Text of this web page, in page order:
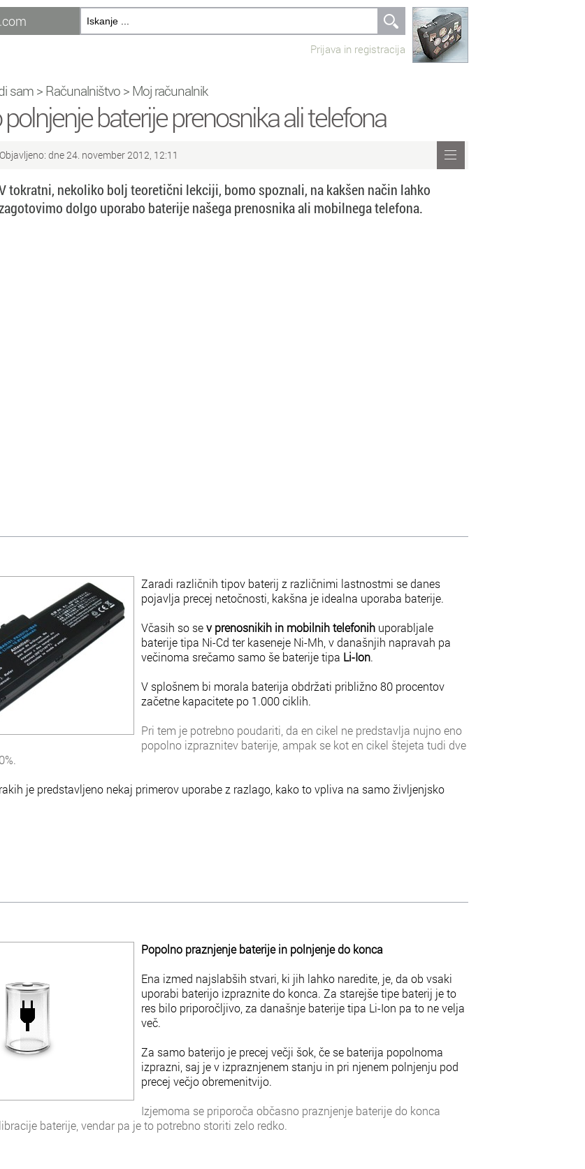
Prijava in registracija
sam > Računalništvo > Moj računalnik
baterije prenosnika ali telefona
dne 24. november 2012, 12:11
tokratni, nekoliko bolj teoretični lekciji, bomo spoznali, na kakšen način lahko
dolgo uporabo baterije našega prenosnika ali mobilnega telefona.
Zaradi različnih tipov baterij z različnimi lastnostmi se danes
pojavlja precej netočnosti, kakšna je idealna uporaba baterije.
Včasih so sev prenosnikih in mobilnih telefonih uporabljale
baterije tipa Ni-Cd ter kaseneje Ni-Mh, v današnjih napravah pa
večinoma srečamo samo še baterije tipa Li-Ion.
V splošnem bi morala baterija obdržati približno 80 procentov
začetne kapacitete po 1.000 ciklih.
Pri tem je potrebno poudariti, da en cikel ne predstavlja nujno eno
popolno izpraznitev baterije, ampak se kot en cikel štejeta tudi dve
je predstavljeno nekaj primerov uporabe z razlago, kako to vpliva na samo življenjsko
Popolno praznjenje baterije in polnjenje do konca
Ena izmed najslabših stvari, ki jih lahko naredite, je, da ob vsaki
uporabi baterijo izpraznite do konca. Za starejše tipe baterij je to
res bilo priporočljivo, za današnje baterije tipa Li-Ion pa to ne velja
več.
Za samo baterijo je precej večji šok, če se baterija popolnoma
izprazni, saj je v izpraznjenem stanju in pri njenem polnjenju pod
precej večjo obremenitvijo.
Izjemoma se priporoča občasno praznjenje baterije do konca
baterije, vendar pa je to potrebno storiti zelo redko.